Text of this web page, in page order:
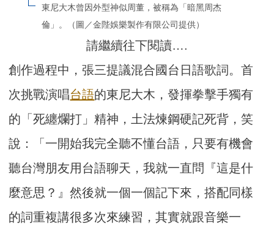
東尼大木曾因外型神似周董，被稱為「暗黑周杰
倫」。（圖／金陛娛樂製作有限公司提供）
請繼續往下閱讀….
創作過程中，張三提議混合國台日語歌詞。首
次挑戰演唱台語的東尼大木，發揮拳擊手獨有
的「死纏爛打」精神，土法煉鋼硬記死背，笑
說：「一開始我完全聽不懂台語，只要有機會
聽台灣朋友用台語聊天，我就一直問『這是什
麼意思？』然後就一個一個記下來，搭配同樣
的詞重複講很多次來練習，其實就跟音樂一